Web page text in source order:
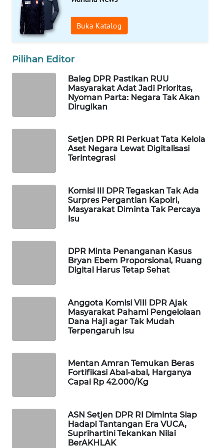
Buka Katalog
Pilihan Editor
Baleg DPR Pastikan RUU
Masyarakat Adat Jadi Prioritas,
Nyoman Parta: Negara Tak Akan
Dirugikan
Setjen DPR RI Perkuat Tata Kelola
Aset Negara Lewat Digitalisasi
Terintegrasi
Komisi III DPR Tegaskan Tak Ada
Surpres Pergantian Kapolri,
Masyarakat Diminta Tak Percaya
Isu
DPR Minta Penanganan Kasus
Bryan Ebem Proporsional, Ruang
Digital Harus Tetap Sehat
Anggota Komisi VIII DPR Ajak
Masyarakat Pahami Pengelolaan
Dana Haji agar Tak Mudah
Terpengaruh Isu
Mentan Amran Temukan Beras
Fortifikasi Abal-abal, Harganya
Capai Rp 42.000/Kg
ASN Setjen DPR RI Diminta Siap
Hadapi Tantangan Era VUCA,
Suprihartini Tekankan Nilai
BerAKHLAK
WAHANA
SPORT
UMKM
PERSONA
WAHANA
DESA
WAHANA
KELISTRIKAN